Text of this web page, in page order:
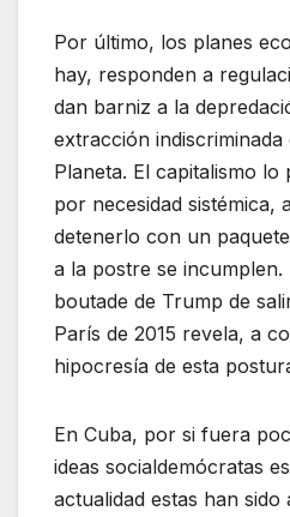
Por último, los planes
hay, responden a
dan barniz a la
extracción
Planeta. El capitalismo
por necesidad sistémica,
detenerlo con un
a la postre se incumplen.
boutade de Trump de
París de 2015 revela, a
hipocresía de esta
En Cuba, por si fuera
ideas socialdemócratas
actualidad estas han sido